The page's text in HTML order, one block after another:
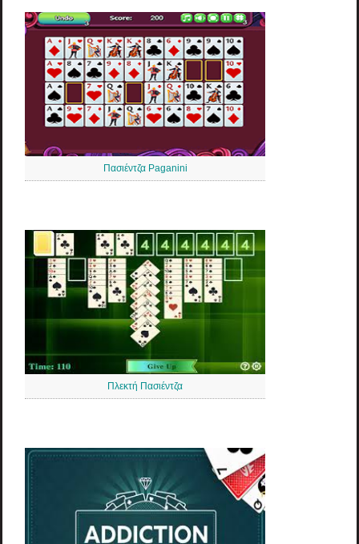
Πασιέντζα Paganini
Πλεκτή Πασιέντζα